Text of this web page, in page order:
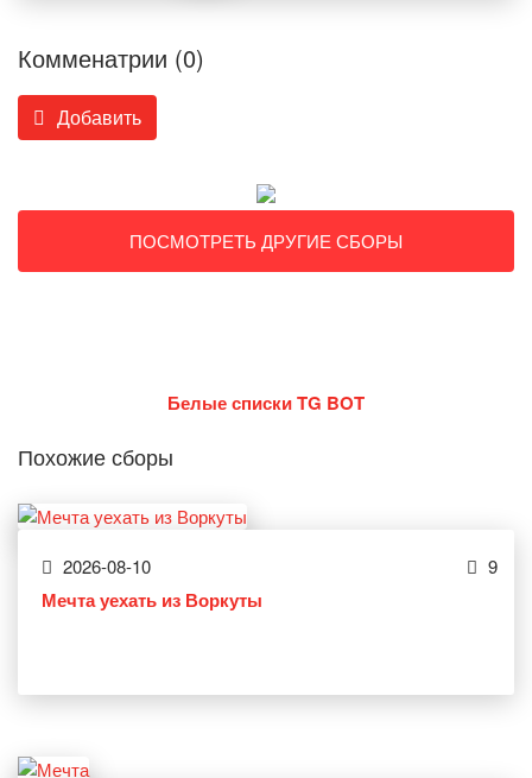
Комменатрии (0)
Добавить
ПОСМОТРЕТЬ ДРУГИЕ СБОРЫ
Белые списки TG BOT
Похожие сборы
2026-08-10 9
Мечта уехать из Воркуты